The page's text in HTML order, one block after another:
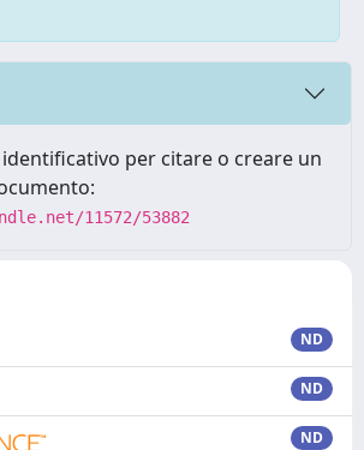
per citare o creare un
11572/53882
ND
ND
ND